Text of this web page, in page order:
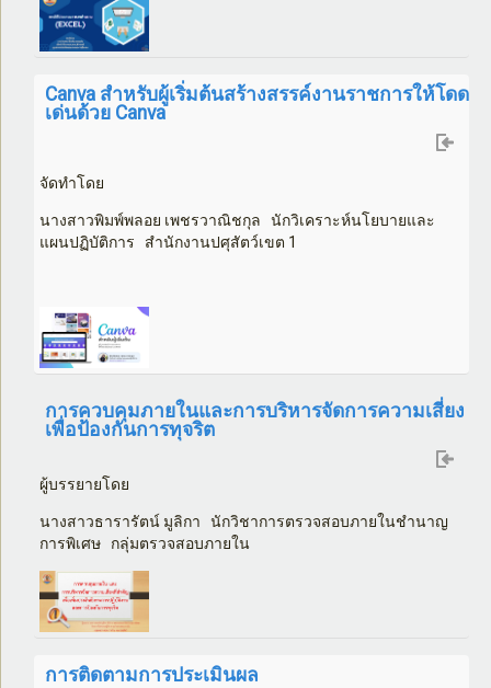
Canva สำหรับผู้เริ่มต้นสร้างสรรค์งานราชการให้โดด
เด่นด้วย Canva
จัดทำโดย
นางสาวพิมพ์พลอย เพชรวาณิชกุล นักวิเคราะห์นโยบายและ
แผนปฏิบัติการ สำนักงานปศุสัตว์เขต 1
การควบคุมภายในและการบริหารจัดการความเสี่ยง
เพื่อป้องกันการทุจริต
ผู้บรรยายโดย
นางสาวธารารัตน์ มูลิกา นักวิชาการตรวจสอบภายในชำนาญ
การพิเศษ กลุ่มตรวจสอบภายใน
การติดตามการประเมินผล